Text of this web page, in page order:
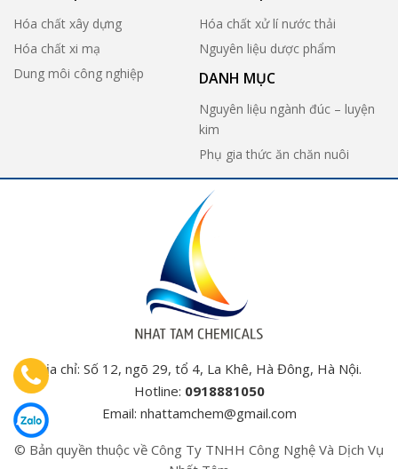
Hóa chất xây dựng
Hóa chất xi mạ
Dung môi công nghiệp
Hóa chất xử lí nước thải
Nguyên liệu dược phẩm
DANH MỤC
Nguyên liệu ngành đúc – luyện
kim
Phụ gia thức ăn chăn nuôi
Địa chỉ: Số 12, ngõ 29, tổ 4, La Khê, Hà Đông, Hà Nội.
Hotline: 0918881050
Email: nhattamchem@gmail.com
© Bản quyền thuộc về Công Ty TNHH Công Nghệ Và Dịch Vụ